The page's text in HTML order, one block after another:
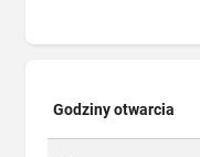
Godziny otwarcia